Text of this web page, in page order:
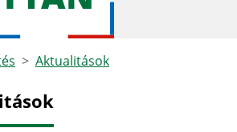
Aktualitások